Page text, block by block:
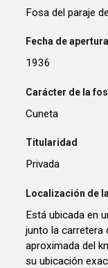
Fosa del paraje
Fecha de
1936
Carácter de la
Cuneta
Titularidad
Privada
Localización de
Está ubicada en
junto la carretera
aproximada del
su ubicación